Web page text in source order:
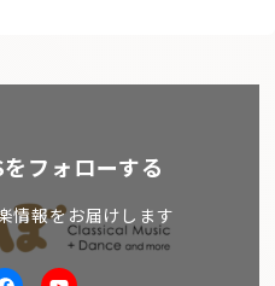
フォローする
情報をお届けします